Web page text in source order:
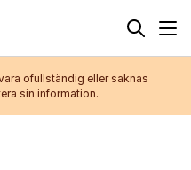
ofullständig eller saknas
sin information.